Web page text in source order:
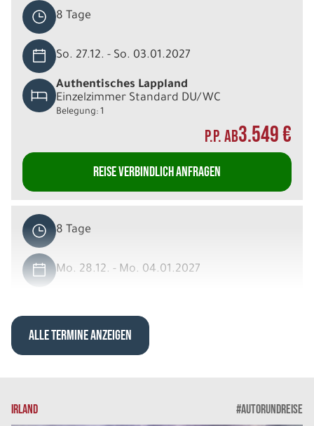
8 Tage
So. 27.12. - So. 03.01.2027
Authentisches Lappland
Einzelzimmer Standard DU/WC
Belegung: 1
P.P. AB3.549 €
REISE VERBINDLICH ANFRAGEN
8 Tage
Mo. 28.12. - Mo. 04.01.2027
ALLE TERMINE ANZEIGEN
IRLAND #AUTORUNDREISE